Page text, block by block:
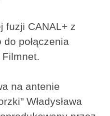
fuzji CANAL+ z
do połączenia
na antenie
Władysława